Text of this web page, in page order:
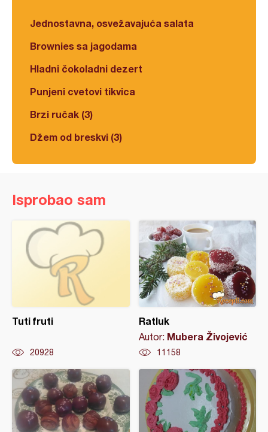
Jednostavna, osvežavajuća salata
Brownies sa jagodama
Hladni čokoladni dezert
Punjeni cvetovi tikvica
Brzi ručak (3)
Džem od breskvi (3)
Isprobao sam
Tuti fruti
20928
Ratluk
Autor: Mubera Živojević
11158